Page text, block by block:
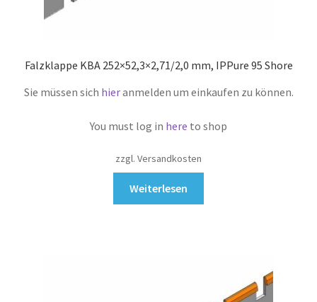
Falzklappe KBA 252×52,3×2,71/2,0 mm, IPPure 95 Shore
Sie müssen sich hieranmelden um einkaufen zu können.
You must log in here to shop
zzgl. Versandkosten
Weiterlesen